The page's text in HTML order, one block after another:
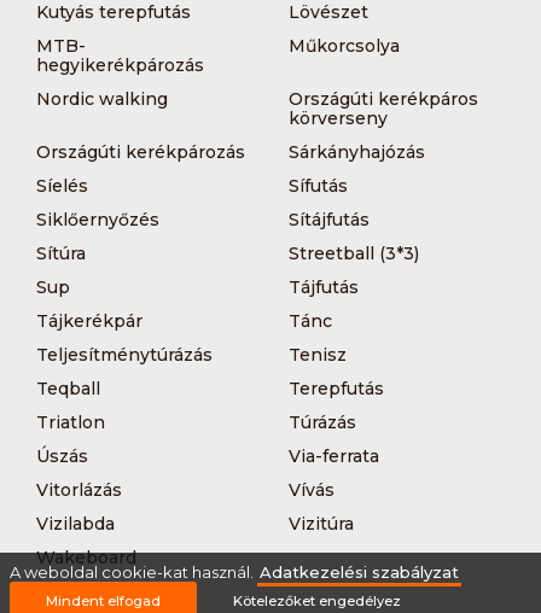
Kutyás terepfutás
Lövészet
MTB-
hegyikerékpározás
Műkorcsolya
Nordic walking
Országúti kerékpáros
körverseny
Országúti kerékpározás
Sárkányhajózás
Síelés
Sífutás
Siklőernyőzés
Sítájfutás
Sítúra
Streetball (3*3)
Sup
Tájfutás
Tájkerékpár
Tánc
Teljesítménytúrázás
Tenisz
Teqball
Terepfutás
Triatlon
Túrázás
Úszás
Via-ferrata
Vitorlázás
Vívás
Vizilabda
Vizitúra
Wakeboard
A weboldal cookie-kat használ. Adatkezelési szabályzat
Mindent elfogad Kötelezőket engedélyez